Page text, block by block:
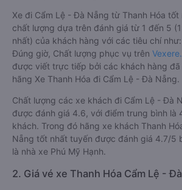
Xe đi Cẩm Lệ - Đà Nẵng từ Thanh Hóa
chất lượng dựa trên đánh giá từ 1 đến 5
nhất) của khách hàng với các tiêu chí
Đúng giờ, Chất lượng phục vụ trên
được viết trực tiếp bởi các khách hàng đã
hãng Xe Thanh Hóa đi Cẩm Lệ - Đà Nẵng.
Chất lượng các xe khách đi Cẩm Lệ - Đà
được đánh giá 4.6, với điểm trung bình là
khách. Trong đó hãng xe khách Thanh
Nẵng tốt nhất tuyến được đánh giá 4.7/5
là nhà xe Phú Mỹ Hạnh.
2. Giá vé xe Thanh Hóa Cẩm Lệ -